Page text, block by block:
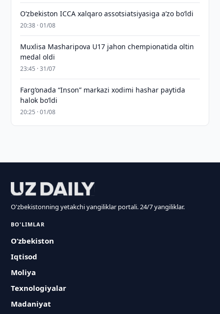
O‘zbekiston ICCA xalqaro assotsiatsiyasiga aʼzo bo‘ldi
20:38 · 01/08
Muxlisa Masharipova U17 jahon chempionatida oltin
medal oldi
23:45 · 31/07
Farg‘onada “Inson” markazi xodimi hashar paytida
halok bo‘ldi
20:25 · 01/08
O'zbekistonning yetakchi yangiliklar portali. 24/7 yangiliklar.
BO'LIMLAR
O‘zbekiston
Iqtisod
Moliya
Texnologiyalar
Madaniyat